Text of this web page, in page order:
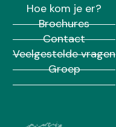
Hoe kom je er?
Brochures
Contact
Veelgestelde vragen
Groep